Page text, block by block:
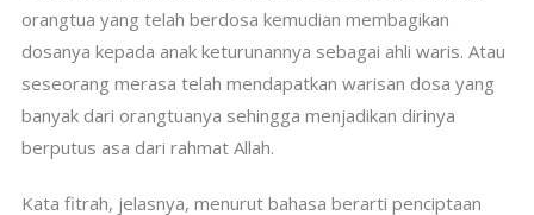
orangtua yang telah berdosa kemudian membagikan
dosanya kepada anak keturunannya sebagai ahli waris. Atau
seseorang merasa telah mendapatkan warisan dosa yang
banyak dari orangtuanya sehingga menjadikan dirinya
berputus asa dari rahmat Allah.
Kata fitrah, jelasnya, menurut bahasa berarti penciptaan